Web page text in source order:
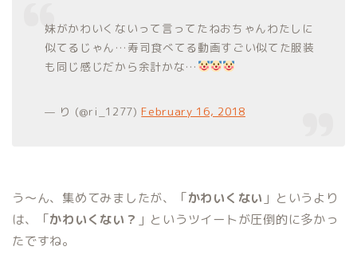
妹がかわいくないって言ってたねおちゃんわたしに
似てるじゃん…寿司食べてる動画すごい似てた服装
も同じ感じだから余計かな…
— り (@ri_1277)February 16, 2018
う〜ん、集めてみましたが、「かわいくない 」というより
は、「かわいくない？ 」というツイートが圧倒的に多かっ
たですね。